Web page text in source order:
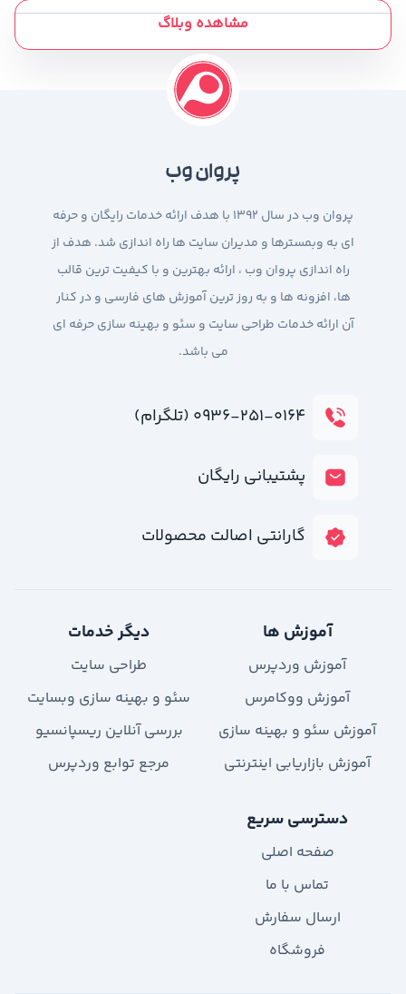
مشاهده وبلاگ
پروان وب
پروان وب در سال 1392 با هدف ارائه خدمات رایگان و حرفه
ای به وبمسترها و مدیران سایت ها راه اندازی شد. هدف از
راه اندازی پروان وب ، ارائه بهترین و با کیفیت ترین قالب
ها، افزونه ها و به روز ترین آموزش های فارسی و در کنار
آن ارائه خدمات طراحی سایت و سئو و بهینه سازی حرفه ای
می باشد.
۰۹۳۶-۲۵۱-۰۱۶۴ (تلگرام)
پشتیبانی رایگان
گارانتی اصالت محصولات
آموزش ها
آموزش وردپرس
آموزش ووکامرس
آموزش سئو و بهینه سازی
آموزش بازاریابی اینترنتی
دیگر خدمات
طراحی سایت
سئو و بهینه سازی وبسایت
بررسی آنلاین ریسپانسیو
مرجع توابع وردپرس
دسترسی سریع
صفحه اصلی
تماس با ما
ارسال سفارش
فروشگاه